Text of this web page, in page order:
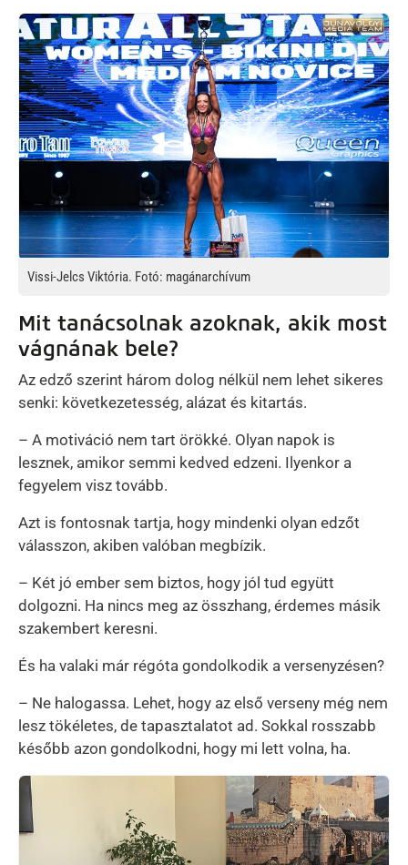
Kép
Vissi-Jelcs Viktória. Fotó: magánarchívum
Mit tanácsolnak azoknak, akik most
vágnának bele?
Az edző szerint három dolog nélkül nem lehet sikeres
senki: következetesség, alázat és kitartás.
– A motiváció nem tart örökké. Olyan napok is
lesznek, amikor semmi kedved edzeni. Ilyenkor a
fegyelem visz tovább.
Azt is fontosnak tartja, hogy mindenki olyan edzőt
válasszon, akiben valóban megbízik.
– Két jó ember sem biztos, hogy jól tud együtt
dolgozni. Ha nincs meg az összhang, érdemes másik
szakembert keresni.
És ha valaki már régóta gondolkodik a versenyzésen?
– Ne halogassa. Lehet, hogy az első verseny még nem
lesz tökéletes, de tapasztalatot ad. Sokkal rosszabb
később azon gondolkodni, hogy mi lett volna, ha.
Kép